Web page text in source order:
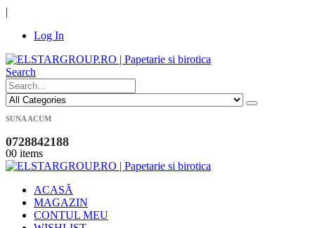
|
Log In
Search
SUNA ACUM
0728842188
00 items
ACASĂ
MAGAZIN
CONTUL MEU